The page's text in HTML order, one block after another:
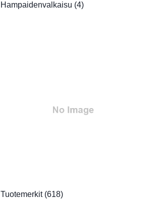
Hampaidenvalkaisu (4)
Tuotemerkit (618)